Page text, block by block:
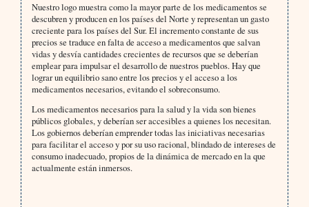
Nuestro logo muestra como la mayor parte de los medicamentos se
descubren y producen en los países del Norte y representan un gasto
creciente para los países del Sur. El incremento constante de sus
precios se traduce en falta de acceso a medicamentos que salvan
vidas y desvía cantidades crecientes de recursos que se deberían
emplear para impulsar el desarrollo de nuestros pueblos. Hay que
lograr un equilibrio sano entre los precios y el acceso a los
medicamentos necesarios, evitando el sobreconsumo.
Los medicamentos necesarios para la salud y la vida son bienes
públicos globales, y deberían ser accesibles a quienes los necesitan.
Los gobiernos deberían emprender todas las iniciativas necesarias
para facilitar el acceso y por su uso racional, blindado de intereses de
consumo inadecuado, propios de la dinámica de mercado en la que
actualmente están inmersos.